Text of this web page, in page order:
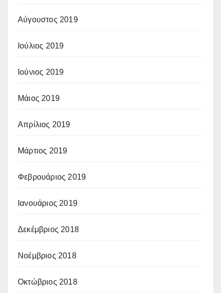
Αύγουστος 2019
Ιούλιος 2019
Ιούνιος 2019
Μάιος 2019
Απρίλιος 2019
Μάρτιος 2019
Φεβρουάριος 2019
Ιανουάριος 2019
Δεκέμβριος 2018
Νοέμβριος 2018
Οκτώβριος 2018